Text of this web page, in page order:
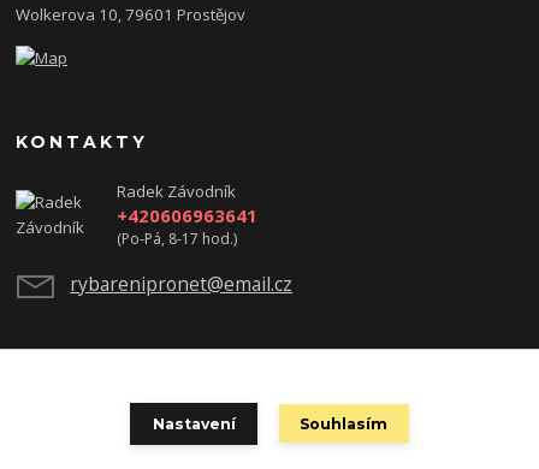
Wolkerova 10, 79601 Prostějov
KONTAKTY
Radek Závodník
+420606963641
(Po-Pá, 8-17 hod.)
rybarenipronet@email.cz
Nastavení Souhlasím